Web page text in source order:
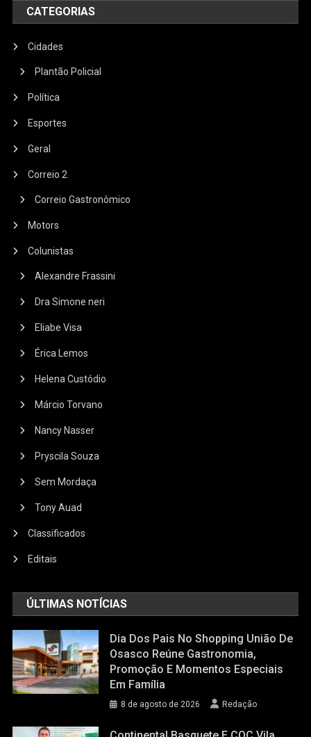
CATEGORIAS
Cidades
Plantão Policial
Política
Esportes
Geral
Correio 2
Correio Gastronômico
Motors
Colunistas
Alexandre Frassini
Dra Simone neri
Eliabe Visa
Érica Lemos
Helena Custódio
Márcio Torvano
Nancy Nasser
Pryscila Souza
Sem Mordaça
Tony Auad
Classificados
Editais
ÚLTIMAS NOTÍCIAS
Dia Dos Pais No Shopping União De
Osasco Reúne Gastronomia,
Promoção E Momentos Especiais
Em Família
8 de agosto de 2026 Redação